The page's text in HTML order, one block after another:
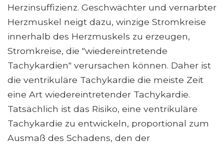
Herzinsuffizienz. Geschwächter und vernarbter
Herzmuskel neigt dazu, winzige Stromkreise
innerhalb des Herzmuskels zu erzeugen,
Stromkreise, die "wiedereintretende
Tachykardien" verursachen können. Daher ist
die ventrikuläre Tachykardie die meiste Zeit
eine Art wiedereintretender Tachykardie.
Tatsächlich ist das Risiko, eine ventrikuläre
Tachykardie zu entwickeln, proportional zum
Ausmaß des Schadens, den der